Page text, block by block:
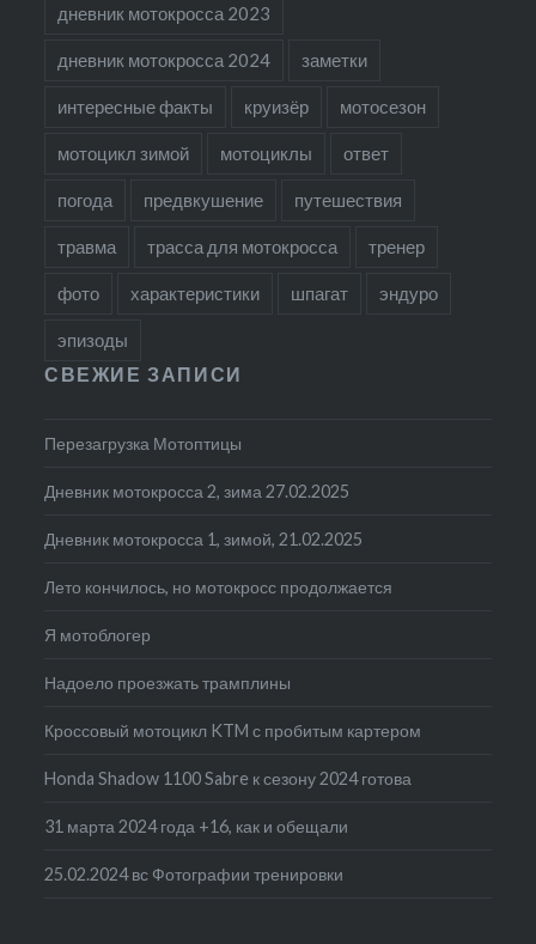
дневник мотокросса 2023
дневник мотокросса 2024 заметки
интересные факты круизёр мотосезон
мотоцикл зимой мотоциклы ответ
погода предвкушение путешествия
травма трасса для мотокросса тренер
фото характеристики шпагат эндуро
эпизоды
СВЕЖИЕ ЗАПИСИ
Перезагрузка Мотоптицы
Дневник мотокросса 2, зима 27.02.2025
Дневник мотокросса 1, зимой, 21.02.2025
Лето кончилось, но мотокросс продолжается
Я мотоблогер
Надоело проезжать трамплины
Кроссовый мотоцикл KTM с пробитым картером
Honda Shadow 1100 Sabre к сезону 2024 готова
31 марта 2024 года +16, как и обещали
25.02.2024 вс Фотографии тренировки